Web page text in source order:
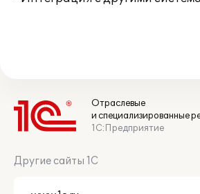
Отраслевые
и специализированные
1С:Предприятие
Другие сайты 1С